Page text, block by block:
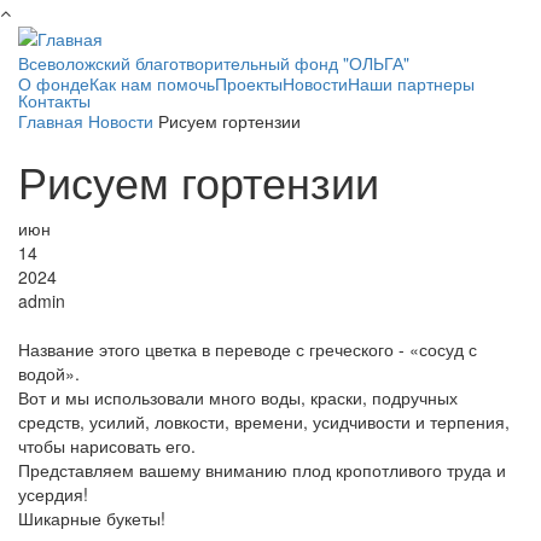
Перейти к основному содержанию
Всеволожский благотворительный фонд "ОЛЬГА"
О фондеКак нам помочьПроектыНовостиНаши партнеры
Контакты
Главная Новости Рисуем гортензии
Рисуем гортензии
июн
14
2024
admin
Название этого цветка в переводе с греческого - «сосуд с
водой».
Вот и мы использовали много воды, краски, подручных
средств, усилий, ловкости, времени, усидчивости и терпения,
чтобы нарисовать его.
Представляем вашему вниманию плод кропотливого труда и
усердия!
Шикарные букеты!